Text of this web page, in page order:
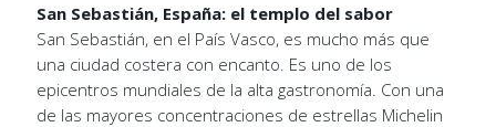
San Sebastián, España: el templo del sabor
San Sebastián, en el País Vasco, es mucho más que
una ciudad costera con encanto. Es uno de los
epicentros mundiales de la alta gastronomía. Con una
de las mayores concentraciones de estrellas Michelin